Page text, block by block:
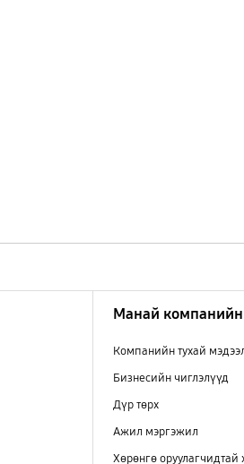
Манай компанийн
Компанийн тухай
Бизнесийн чиглэлүүд
Дүр төрх
Ажил мэргэжил
Хөрөнгө оруулагчидтай